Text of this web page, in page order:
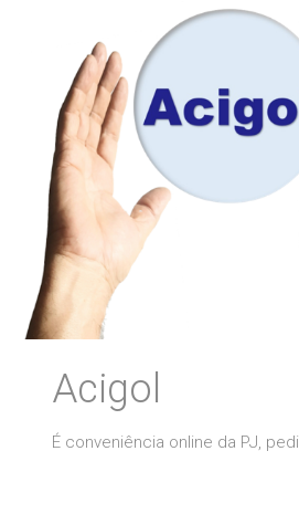
Acigol
É conveniência online da PJ,